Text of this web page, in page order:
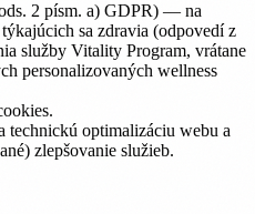
2 písm. a) GDPR) — na
sa zdravia (odpovedí z
služby Vitality Program, vrátane
personalizovaných wellness
optimalizáciu webu a
zlepšovanie služieb.